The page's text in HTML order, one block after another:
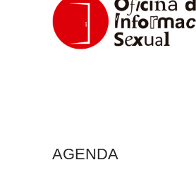
AGENDA